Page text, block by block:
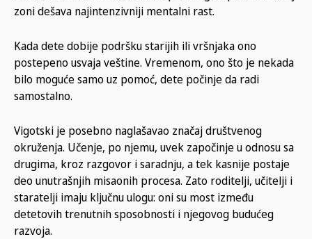
zoni dešava najintenzivniji mentalni rast.
Kada dete dobije podršku starijih ili vršnjaka ono
postepeno usvaja veštine. Vremenom, ono što je nekada
bilo moguće samo uz pomoć, dete počinje da radi
samostalno.
Vigotski je posebno naglašavao značaj društvenog
okruženja. Učenje, po njemu, uvek započinje u odnosu sa
drugima, kroz razgovor i saradnju, a tek kasnije postaje
deo unutrašnjih misaonih procesa. Zato roditelji, učitelji i
staratelji imaju ključnu ulogu: oni su most između
detetovih trenutnih sposobnosti i njegovog budućeg
razvoja.